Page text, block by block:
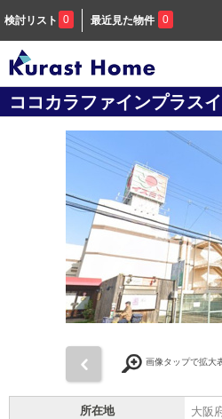
検討リスト 0 最近見た物件 0
ココカラファインプラス
画像タップで拡大
所在地 大阪